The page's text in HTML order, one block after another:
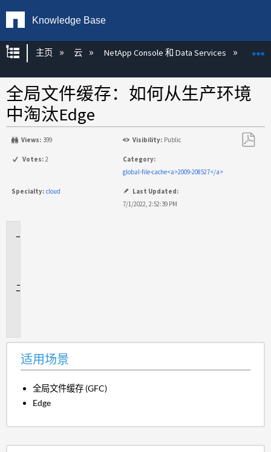
Knowledge Base
扩展/隐缩全局层次
主页 云 NetApp Console 和 Data Services
全局文件缓存：如何从生产环境
中淘汰Edge
Views: 399 Visibility: Public
Votes: 2
Category:
global-file-cache<a>2009-208527</a>
Specialty: cloud
Last Updated:
7/1/2022, 2:52:39 PM
适用场景
全局文件缓存 (GFC)
Edge